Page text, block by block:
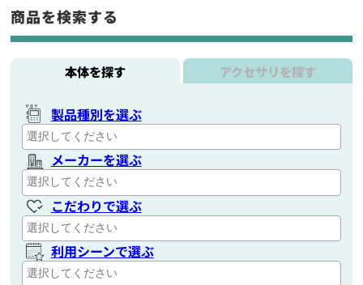
商品を検索する
本体を探す アクセサリを探す
製品種別を選ぶ
メーカーを選ぶ
こだわりで選ぶ
利用シーンで選ぶ